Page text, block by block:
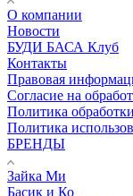
О компании
Новости
БУДИ БАСА Клуб
Контакты
Правовая
Согласие на
Политика
Политика
БРЕНДЫ
Зайка Ми
Басик и Ко